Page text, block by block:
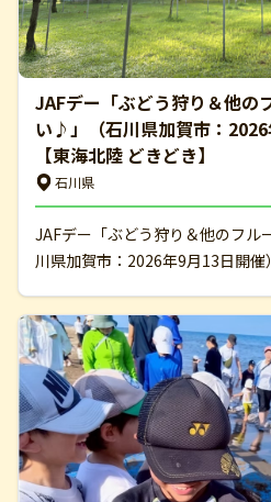
JAFデー「ぶどう狩り＆他の
い♪」（石川県加賀市：2026
【東海北陸 どきどき】
石川県
JAFデー「ぶどう狩り＆他のフ
川県加賀市：2026年9月13日開催